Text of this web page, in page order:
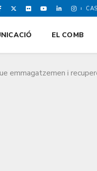
emmagatzemen i
EL COMB